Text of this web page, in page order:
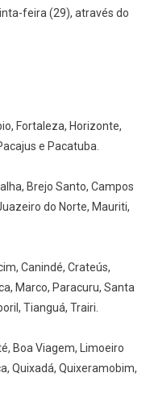
feira (29), através do
Fortaleza, Horizonte,
e Pacatuba.
Brejo Santo, Campos
do Norte, Mauriti,
Canindé, Crateús,
Marco, Paracuru, Santa
Tianguá, Trairi.
Boa Viagem, Limoeiro
Quixadá, Quixeramobim,